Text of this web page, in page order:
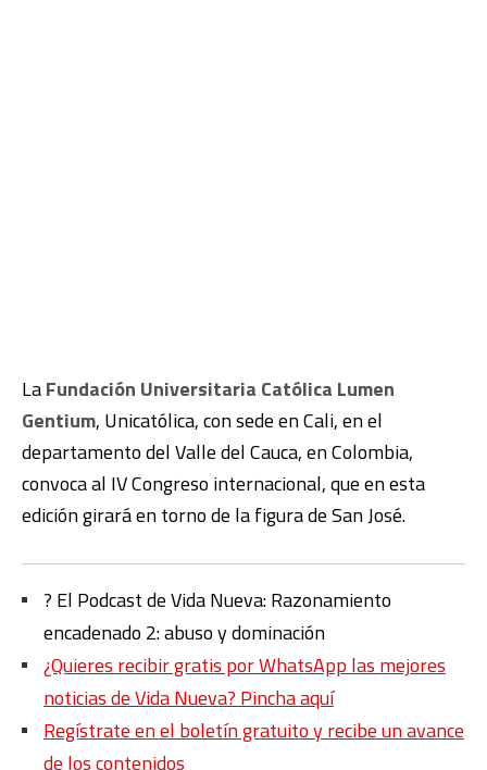
LaFundación Universitaria Católica Lumen
Gentium, Unicatólica, con sede en Cali, en el
departamento del Valle del Cauca, en Colombia,
convoca al IV Congreso internacional, que en esta
edición girará en torno de la figura de San José.
?️ El Podcast de Vida Nueva: Razonamiento
encadenado 2: abuso y dominación
¿Quieres recibir gratis por WhatsApp las mejores
noticias de Vida Nueva? Pincha aquí
Regístrate en el boletín gratuito y recibe un avance
de los contenidos